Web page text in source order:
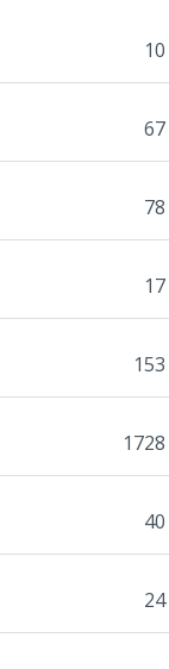
10
67
78
17
153
1728
40
24